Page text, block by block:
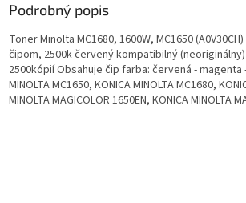
Podrobný popis
Toner Minolta MC1680, 1600W, MC1650
čipom, 2500k červený kompatibilný
2500kópií Obsahuje čip farba: červená -
MINOLTA MC1650, KONICA MINOLTA MC1680,
MINOLTA MAGICOLOR 1650EN, KONICA MINOLTA